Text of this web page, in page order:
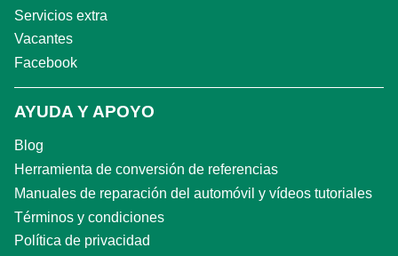
Servicios extra
Vacantes
Facebook
AYUDA Y APOYO
Blog
Herramienta de conversión de referencias
Manuales de reparación del automóvil y vídeos tutoriales
Términos y condiciones
Política de privacidad